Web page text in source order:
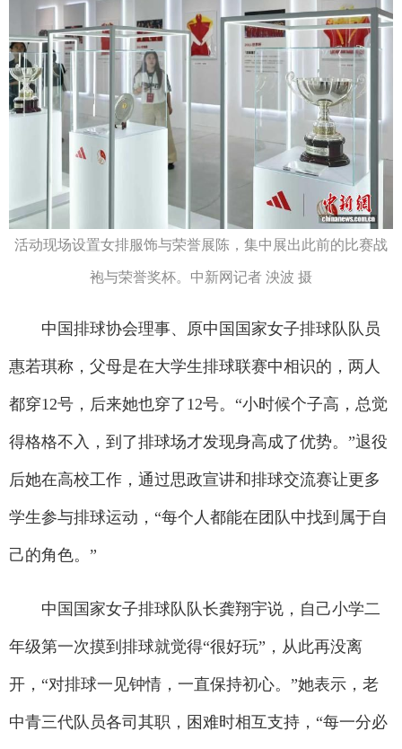
活动现场设置女排服饰与荣誉展陈，集中展出此前的比赛战
袍与荣誉奖杯。中新网记者 泱波 摄
中国排球协会理事、原中国国家女子排球队队员
惠若琪称，父母是在大学生排球联赛中相识的，两人
都穿12号，后来她也穿了12号。“小时候个子高，总觉
得格格不入，到了排球场才发现身高成了优势。”退役
后她在高校工作，通过思政宣讲和排球交流赛让更多
学生参与排球运动，“每个人都能在团队中找到属于自
己的角色。”
中国国家女子排球队队长龚翔宇说，自己小学二
年级第一次摸到排球就觉得“很好玩”，从此再没离
开，“对排球一见钟情，一直保持初心。”她表示，老
中青三代队员各司其职，困难时相互支持，“每一分必